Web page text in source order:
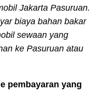
Jakarta Pasuruan.
biaya bahan bakar
sewaan yang
ke Pasuruan atau
pembayaran yang